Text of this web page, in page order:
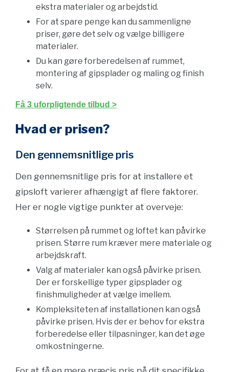
ekstra materialer og arbejdstid.
For at spare penge kan du sammenligne
priser, gøre det selv og vælge billigere
materialer.
Du kan gøre forberedelsen af rummet,
montering af gipsplader og maling og finish
selv.
Få 3 uforpligtende tilbud >
Hvad er prisen?
Den gennemsnitlige pris
Den gennemsnitlige pris for at installere et
gipsloft varierer afhængigt af flere faktorer.
Her er nogle vigtige punkter at overveje:
Størrelsen på rummet og loftet kan påvirke
prisen. Større rum kræver mere materiale og
arbejdskraft.
Valg af materialer kan også påvirke prisen.
Der er forskellige typer gipsplader og
finishmuligheder at vælge imellem.
Kompleksiteten af installationen kan også
påvirke prisen. Hvis der er behov for ekstra
forberedelse eller tilpasninger, kan det øge
omkostningerne.